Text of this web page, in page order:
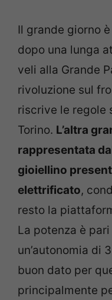
Il grande giorno
dopo una lunga
veli alla Grande
rivoluzione sul
riscrive le regole
Torino. L’altra
rappresentata
gioiellino
elettrificato,
resto la
La potenza è
un’autonomia di
buon dato per
principalmente